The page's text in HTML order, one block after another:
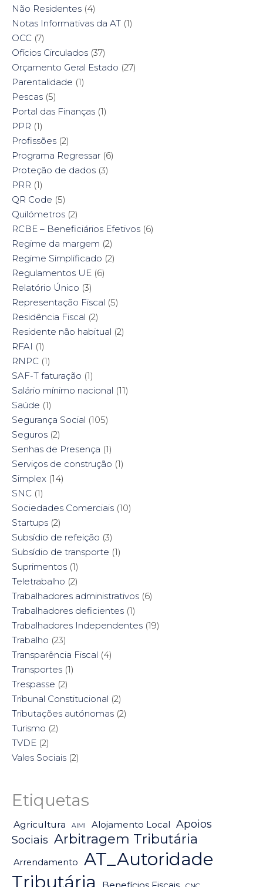
Não Residentes (4)
Notas Informativas da AT (1)
OCC (7)
Ofícios Circulados (37)
Orçamento Geral Estado (27)
Parentalidade (1)
Pescas (5)
Portal das Finanças (1)
PPR (1)
Profissões (2)
Programa Regressar (6)
Proteção de dados (3)
PRR (1)
QR Code (5)
Quilómetros (2)
RCBE – Beneficiários Efetivos (6)
Regime da margem (2)
Regime Simplificado (2)
Regulamentos UE (6)
Relatório Único (3)
Representação Fiscal (5)
Residência Fiscal (2)
Residente não habitual (2)
RFAI (1)
RNPC (1)
SAF-T faturação (1)
Salário mínimo nacional (11)
Saúde (1)
Segurança Social (105)
Seguros (2)
Senhas de Presença (1)
Serviços de construção (1)
Simplex (14)
SNC (1)
Sociedades Comerciais (10)
Startups (2)
Subsídio de refeição (3)
Subsídio de transporte (1)
Suprimentos (1)
Teletrabalho (2)
Trabalhadores administrativos (6)
Trabalhadores deficientes (1)
Trabalhadores Independentes (19)
Trabalho (23)
Transparência Fiscal (4)
Transportes (1)
Trespasse (2)
Tribunal Constitucional (2)
Tributações autónomas (2)
Turismo (2)
TVDE (2)
Vales Sociais (2)
Etiquetas
Agricultura AIMI Alojamento Local
Apoios
Sociais Arbitragem Tributária
Arrendamento
AT_Autoridade
Tributária